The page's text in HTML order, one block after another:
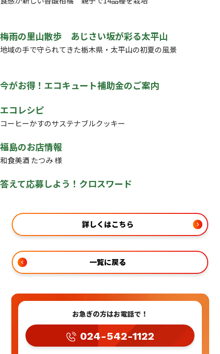
梅雨の里山散歩 あじさい坂が彩る太平山
地域の手で守られてきた栃木県・太平山の初夏の風景
今がお得！エコキュート補助金のご案内
エコレシピ
コーヒーかすのサステナブルクッキー
福島のお店情報
和食美酒 たつみ 様
答えて応募しよう！クロスワード
詳しくはこちら
一覧に戻る
お急ぎの方はお電話で！
024-542-1122